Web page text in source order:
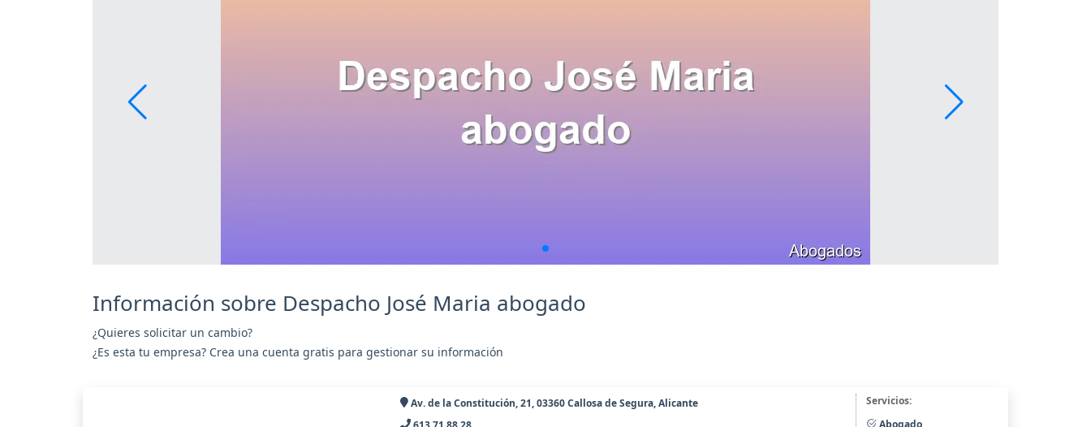
Información sobre Despacho José Maria abogado
¿Quieres solicitar un cambio?
¿Es esta tu empresa? Crea una cuenta gratis para gestionar su información
Av. de la Constitución, 21, 03360 Callosa de Segura, Alicante
Servicios:
Abogado